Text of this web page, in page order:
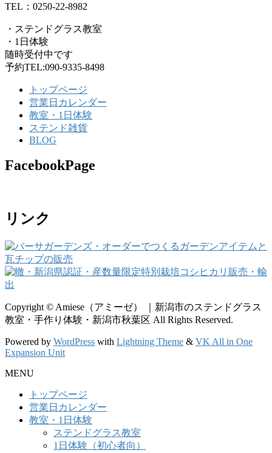
TEL：0250-22-8982
・ステンドグラス教室
・1日体験
随時受付中です
予約TEL:090-9335-8498
トップページ
営業日カレンダー
教室・1日体験
ステンド雑貨
BLOG
FacebookPage
リンク
Copyright © Amiese（アミーゼ） ｜新潟市のステンドグラス
教室・手作り体験・新潟市秋葉区 All Rights Reserved.
Powered by WordPress with Lightning Theme & VK All in One
Expansion Unit
MENU
トップページ
営業日カレンダー
教室・1日体験
ステンドグラス教室
1日体験（初心者向）